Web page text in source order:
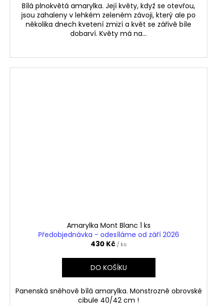
Bílá plnokvětá amarylka. Její květy, když se otevřou,
jsou zahaleny v lehkém zeleném závoji, který ale po
několika dnech kvetení zmizí a květ se zářivě bíle
dobarví. Květy má na...
Amarylka Mont Blanc 1 ks
Předobjednávka - odesíláme od září 2026
430 Kč / ks
DO KOŠÍKU
Panenská sněhově bílá amarylka. Monstrozně obrovské
cibule 40/42 cm !